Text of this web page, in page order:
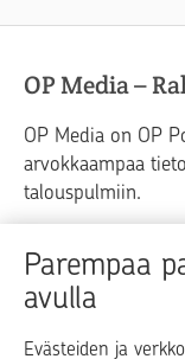
Parempaa
avulla
Evästeiden ja
OP Media –
OP Media on OP
arvokkaampaa
talouspulmiin.
Raha
Blogit ja